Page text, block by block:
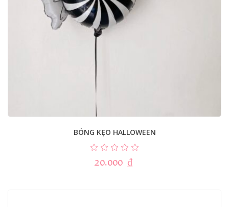
BÓNG KẸO HALLOWEEN
20.000 ₫